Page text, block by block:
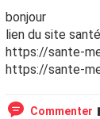
bonjour
lien du site
https://sante-
https://sante-
Commenter